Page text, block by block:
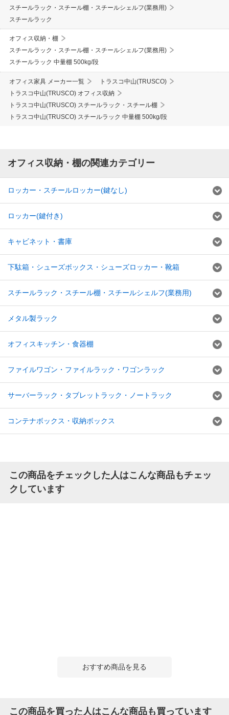
スチールラック・スチール棚・スチールシェルフ(業務用)
スチールラック
オフィス収納・棚
スチールラック・スチール棚・スチールシェルフ(業務用)
スチールラック 中量棚 500kg/段
オフィス家具 メーカー一覧
トラスコ中山(TRUSCO)
トラスコ中山(TRUSCO) オフィス収納
トラスコ中山(TRUSCO) スチールラック・スチール棚
トラスコ中山(TRUSCO) スチールラック 中量棚 500kg/段
オフィス収納・棚の関連カテゴリー
ロッカー・スチールロッカー(鍵なし)
ロッカー(鍵付き)
キャビネット・書庫
下駄箱・シューズボックス・シューズロッカー・靴箱
スチールラック・スチール棚・スチールシェルフ(業務用)
メタル製ラック
オフィスキッチン・食器棚
ファイルワゴン・ファイルラック・ワゴンラック
サーバーラック・タブレットラック・ノートラック
コンテナボックス・収納ボックス
この商品をチェックした人はこんな商品もチェッ
クしています
おすすめ商品を見る
この商品を買った人はこんな商品も買っています